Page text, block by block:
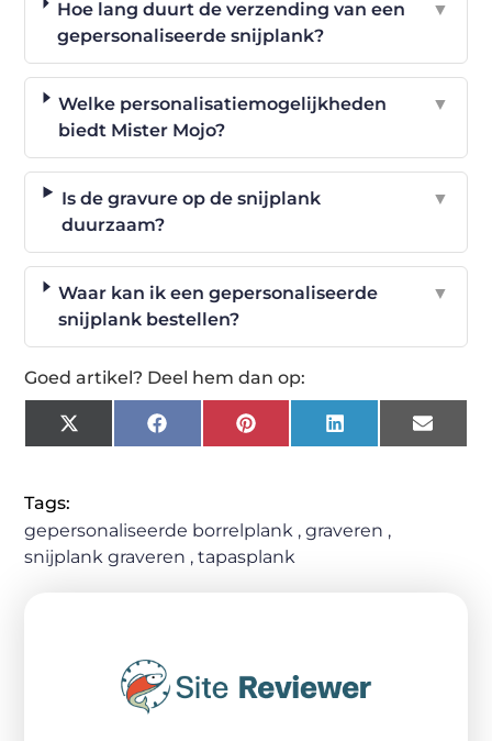
Hoe lang duurt de verzending van een
gepersonaliseerde snijplank?
▼
Welke personalisatiemogelijkheden
biedt Mister Mojo?
▼
Is de gravure op de snijplank
duurzaam?
▼
Waar kan ik een gepersonaliseerde
snijplank bestellen?
▼
Goed artikel? Deel hem dan op:
X
(Twitter)
FacebookPinterestLinkedIn Email
Tags:
gepersonaliseerde borrelplank ,graveren ,
snijplank graveren ,tapasplank